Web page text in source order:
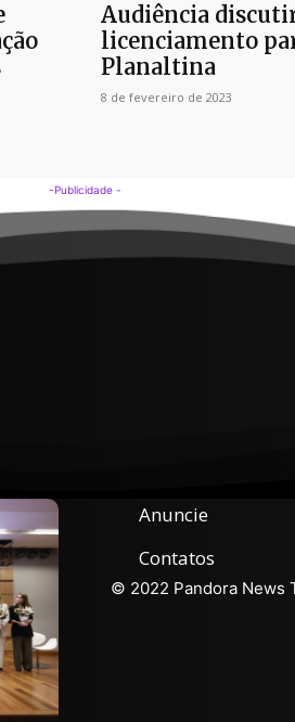
Audiência
licenciamento
Planaltina
8 de fevereiro de 2023
-Publicidade -
Anuncie
Contatos
© 2022 Pandora News